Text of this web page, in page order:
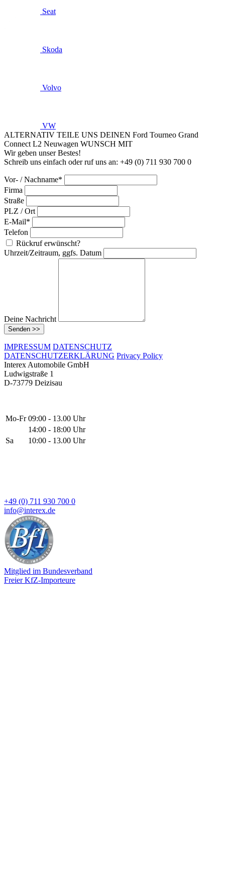
Seat
Skoda
Volvo
VW
ALTERNATIV TEILE UNS DEINEN Ford Tourneo Grand
Connect L2 Neuwagen WUNSCH MIT
Wir geben unser Bestes!
Schreib uns einfach oder ruf uns an: +49 (0) 711 930 700 0
Vor- / Nachname*
Firma
Straße
PLZ / Ort
E-Mail*
Telefon
Rückruf erwünscht?
Uhrzeit/Zeitraum, ggfs. Datum
Deine Nachricht
Senden >>
IMPRESSUM DATENSCHUTZ
DATENSCHUTZERKLÄRUNG Privacy Policy
Interex Automobile GmbH
Ludwigstraße 1
D-73779 Deizisau
Mo-Fr 09:00 - 13.00 Uhr
14:00 - 18:00 Uhr
Sa
10:00 - 13.00 Uhr
+49 (0) 711 930 700 0
info@interex.de
Mitglied im Bundesverband
Freier KfZ-Importeure